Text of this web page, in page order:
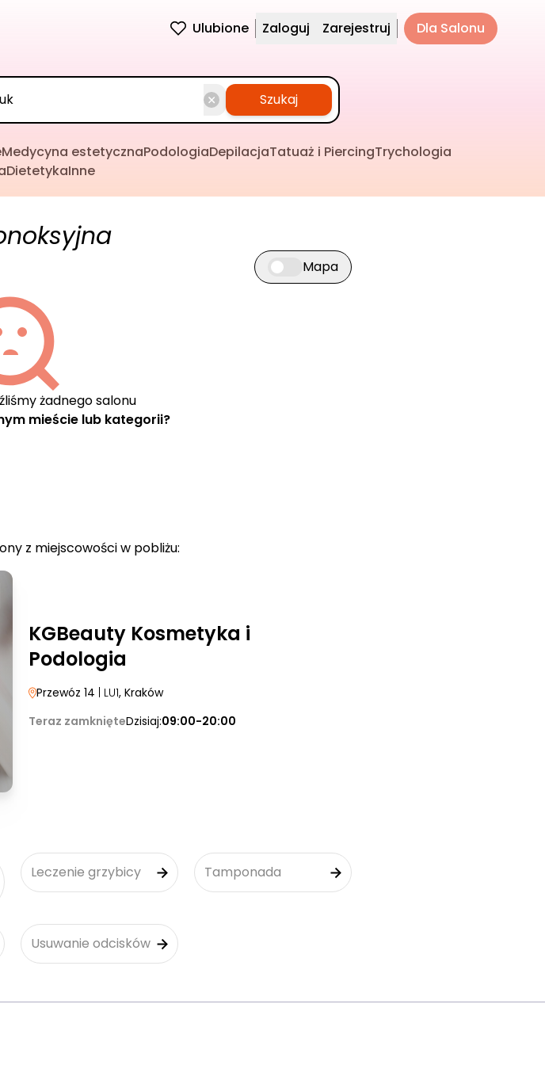
Ulubione Zaloguj Zarejestruj Dla Salonu
Szukaj
Medycyna estetycznaPodologiaDepilacjaTatuaż i PiercingTrychologia
DietetykaInne
Przełącz widok mapy
Mapa
żadnego salonu
mieście lub kategorii?
z miejscowości w pobliżu:
KGBeauty Kosmetyka i
Podologia
Przewóz 14 | LU1, Kraków
Teraz zamknięteDzisiaj:09:00-20:00
Leczenie grzybicy Tamponada
Usuwanie odcisków